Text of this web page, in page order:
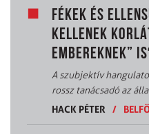
FÉKEK ÉS
KELLENEK
EMBEREKNEK”
A szubjektív
rossz tanácsadó az
HACK PÉTER
/